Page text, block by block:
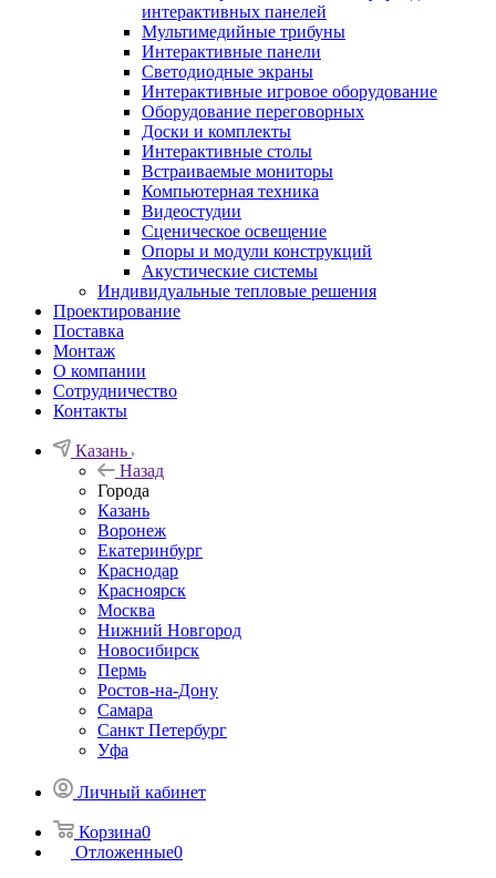
интерактивных панелей
Мультимедийные трибуны
Интерактивные панели
Светодиодные экраны
Интерактивные игровое оборудование
Оборудование переговорных
Доски и комплекты
Интерактивные столы
Встраиваемые мониторы
Компьютерная техника
Видеостудии
Cценическое освещение
Опоры и модули конструкций
Акустические системы
Индивидуальные тепловые решения
Проектирование
Поставка
Монтаж
О компании
Сотрудничество
Контакты
Казань
Назад
Города
Казань
Воронеж
Екатеринбург
Краснодар
Красноярск
Москва
Нижний Новгород
Новосибирск
Пермь
Ростов-на-Дону
Самара
Санкт Петербург
Уфа
Личный кабинет
Корзина0
Отложенные0